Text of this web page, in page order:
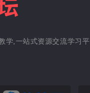
学,一站式资源交流学习平